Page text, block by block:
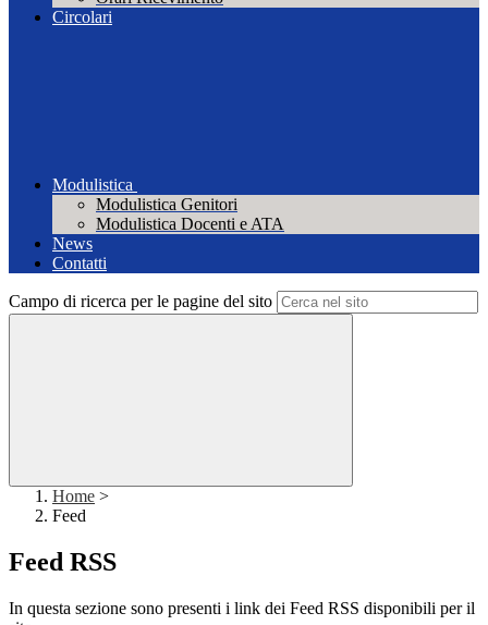
Circolari
Modulistica
Modulistica Genitori
Modulistica Docenti e ATA
News
Contatti
Campo di ricerca per le pagine del sito
Home >
Feed
Feed RSS
In questa sezione sono presenti i link dei Feed RSS disponibili per il